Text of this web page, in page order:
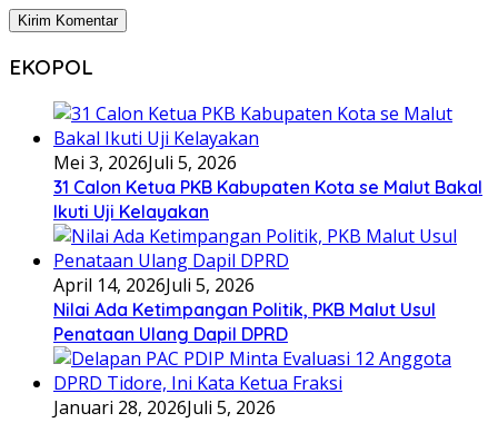
EKOPOL
Mei 3, 2026Juli 5, 2026
31 Calon Ketua PKB Kabupaten Kota se Malut Bakal
Ikuti Uji Kelayakan
April 14, 2026Juli 5, 2026
Nilai Ada Ketimpangan Politik, PKB Malut Usul
Penataan Ulang Dapil DPRD
Januari 28, 2026Juli 5, 2026